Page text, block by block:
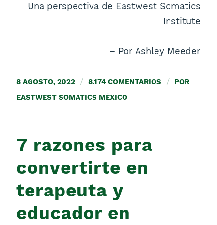
Una perspectiva de Eastwest Somatics
Institute
– Por Ashley Meeder
8 AGOSTO, 2022 / 8.174 COMENTARIOS /
POR
EASTWEST SOMATICS MÉXICO
7 razones para
convertirte en
terapeuta y
educador en